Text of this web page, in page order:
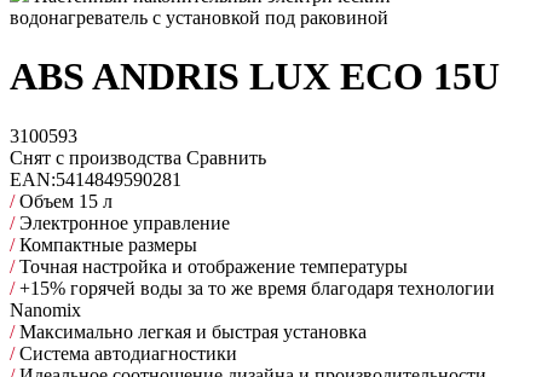
водонагреватель с установкой под раковиной
ABS ANDRIS LUX ECO 15U
3100593
Снят с производства Сравнить
EAN:5414849590281
/Объем 15 л
/Электронное управление
/Компактные размеры
/Точная настройка и отображение температуры
/+15% горячей воды за то же время благодаря технологии
Nanomix
/Максимально легкая и быстрая установка
/Cистема автодиагностики